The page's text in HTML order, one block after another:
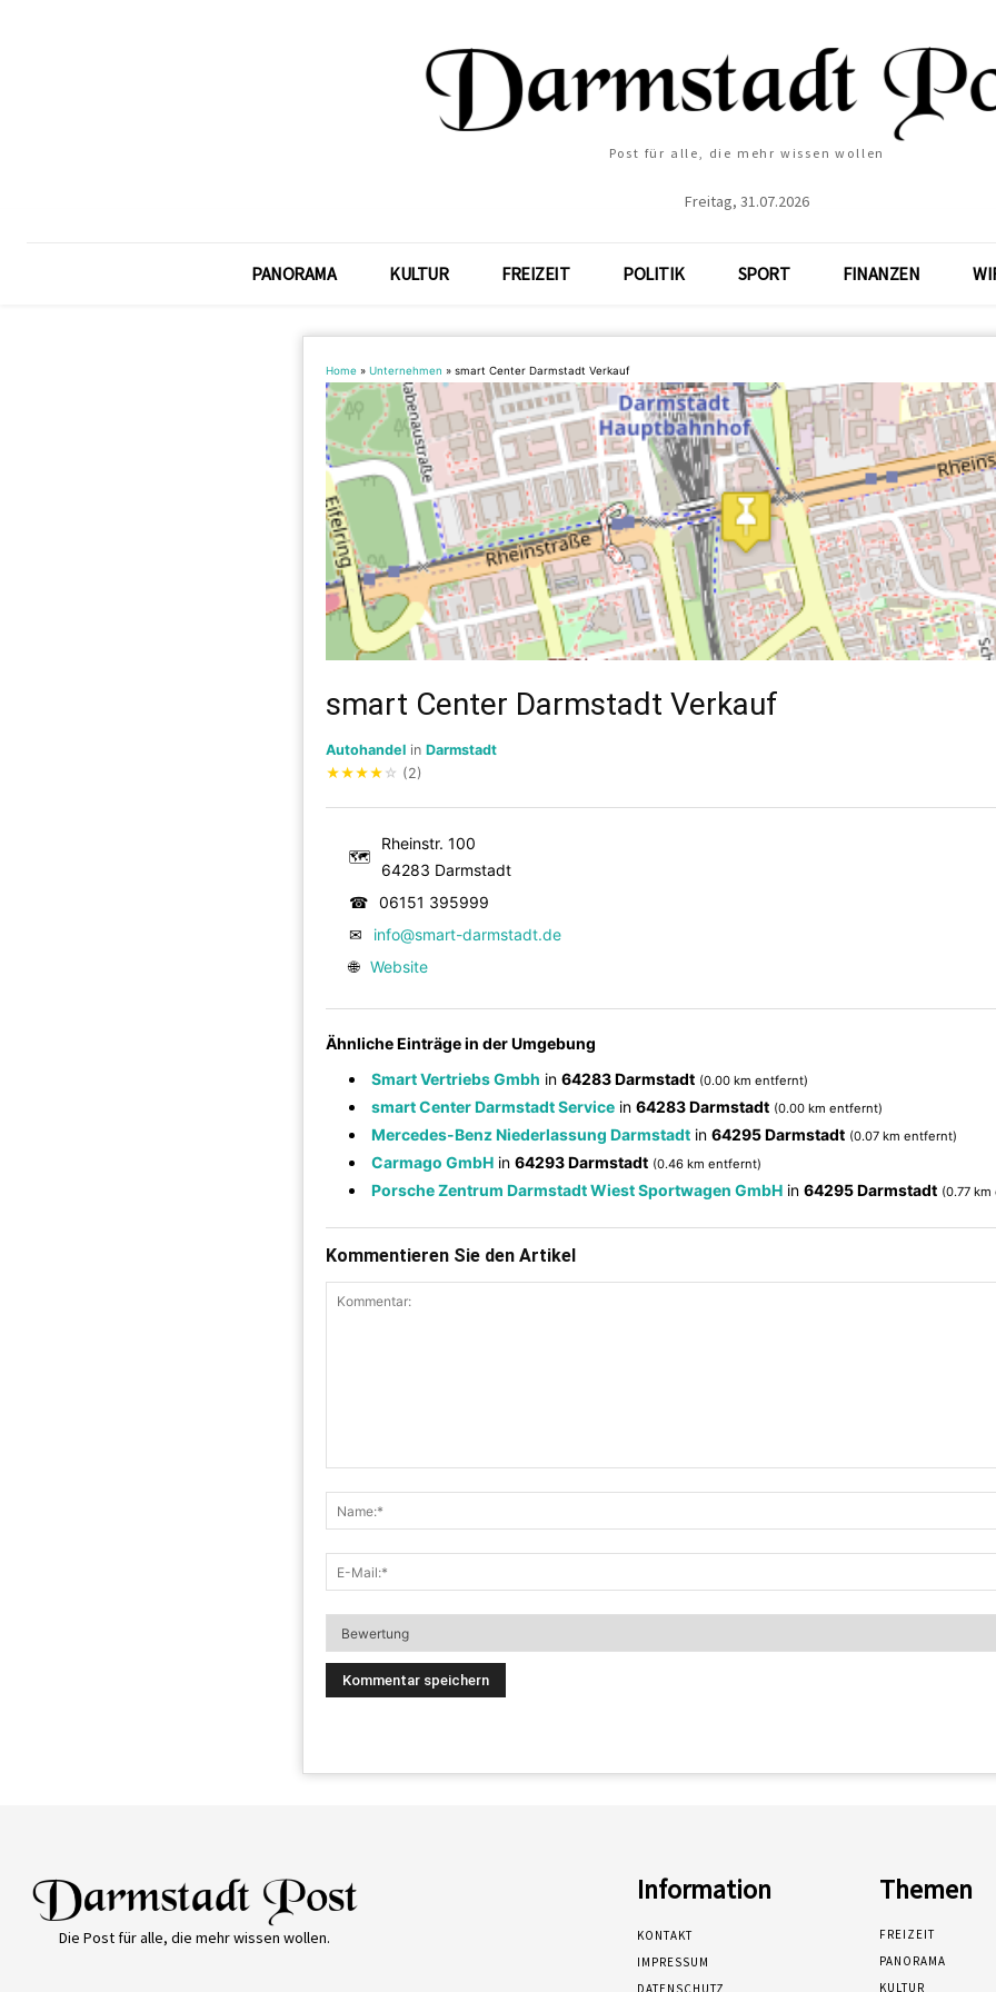
Post für alle, die mehr wissen wollen
Freitag, 31.07.2026
PANORAMA KULTUR FREIZEIT POLITIK SPORT FINANZEN
Home » Unternehmen » smart Center Darmstadt Verkauf
smart Center Darmstadt Verkauf
Autohandel in Darmstadt
★★★★ ☆ (2)
🗺
Rheinstr. 100
64283 Darmstadt
☎ 06151 395999
✉
info@smart-darmstadt.de
🌐 Website
Ähnliche Einträge in der Umgebung
Smart Vertriebs Gmbh in 64283 Darmstadt (0.00 km entfernt)
smart Center Darmstadt Service in 64283 Darmstadt (0.00 km entfernt)
Mercedes-Benz Niederlassung Darmstadt in 64295 Darmstadt (0.07 km entfernt)
Carmago GmbH in 64293 Darmstadt (0.46 km entfernt)
Porsche Zentrum Darmstadt Wiest Sportwagen GmbH in 64295 Darmstadt (0.77
Kommentieren Sie den Artikel
Die Post für alle, die mehr wissen wollen.
Information
KONTAKT
IMPRESSUM
DATENSCHUTZ
Themen
FREIZEIT
PANORAMA
KULTUR